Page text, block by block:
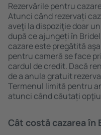
Rezervările pentru
Atunci când rezervați
aveţi la dispoziţie doar
după ce ajungeți în
cazare este pregătită
pentru cameră se face
cardul de credit. Dacă
de a anula gratuit
Termenul limită pentru
atunci când căutați
Cât costă cazarea în